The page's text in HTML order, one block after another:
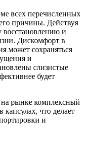
всех перечисленных
причины. Действуя
восстановлению и
Дискомфорт в
может сохраняться
и
слизистые
будет
рынке комплексный
капсулах, что делает
и